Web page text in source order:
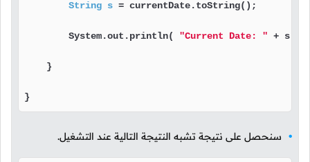
String s =
        System.out.println(
"Current Date: " + s
    }
}
سنحصل على نتيجة تشبه النتيجة التالية عند التشغيل.